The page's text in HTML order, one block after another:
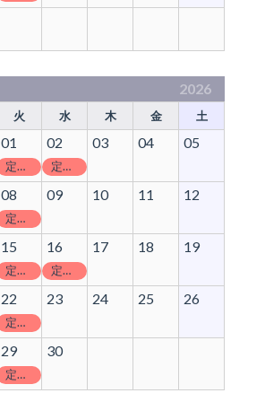
2026
火 水 木 金 土
01
定休日
02
定休日
03 04 05
08
定休日
09 10 11 12
15
定休日
16
定休日
17 18 19
22
定休日
23 24 25 26
29
定休日
30